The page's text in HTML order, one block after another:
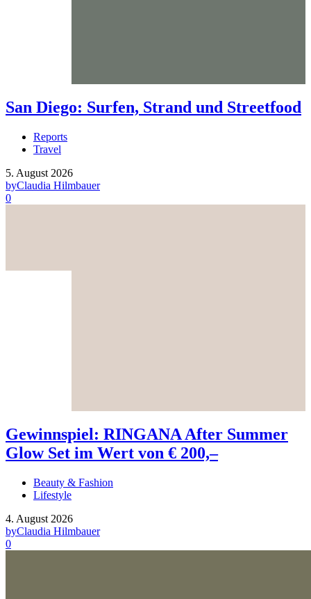
San Diego: Surfen, Strand und Streetfood
Reports
Travel
5. August 2026
byClaudia Hilmbauer
0
Gewinnspiel: RINGANA After Summer
Glow Set im Wert von € 200,–
Beauty & Fashion
Lifestyle
4. August 2026
byClaudia Hilmbauer
0